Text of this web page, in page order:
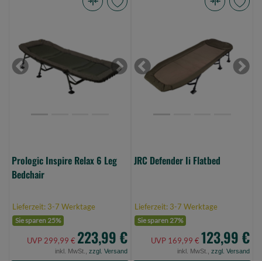
Relax
LegPrevious Next
Prologic Inspire Relax 6 Leg
Bedchair
Lieferzeit: 3-7 Werktage
Sie sparen 25%
UVP 299,99 € 223,99 €
inkl. MwSt., zzgl. Versand
Flatbed
(Bild
Previous Next
JRC Defender Ii Flatbed
Lieferzeit: 3-7 Werktage
Sie sparen 27%
UVP 169,99 € 123,99 €
inkl. MwSt., zzgl. Versand